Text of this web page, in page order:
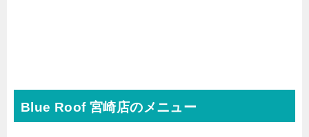
Blue Roof 宮崎店のメニュー